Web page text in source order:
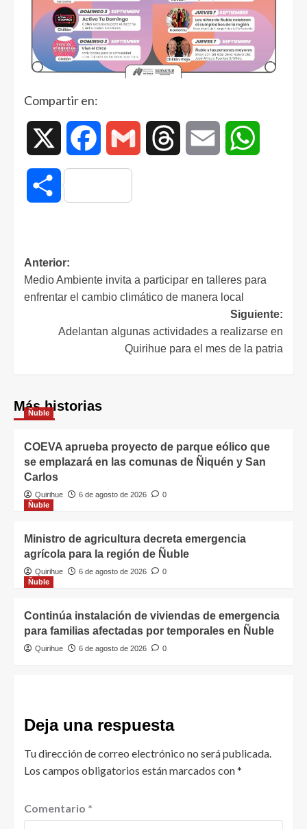
Compartir en:
Facebook Gmail Threads Email
Compartir
Anterior:
Medio Ambiente invita a participar en talleres para
enfrentar el cambio climático de manera local
Siguiente:
Adelantan algunas actividades a realizarse en
Quirihue para el mes de la patria
Más historias
Ñuble
COEVA aprueba proyecto de parque eólico que
se emplazará en las comunas de Ñiquén y San
Carlos
Quirihue 6 de agosto de 2026
0
Ñuble
Ministro de agricultura decreta emergencia
agrícola para la región de Ñuble
Quirihue 6 de agosto de 2026
0
Ñuble
Continúa instalación de viviendas de emergencia
para familias afectadas por temporales en Ñuble
Quirihue 6 de agosto de 2026 0
Deja una respuesta
Tu dirección de correo electrónico no será publicada.
Los campos obligatorios están marcados con*
Comentario *